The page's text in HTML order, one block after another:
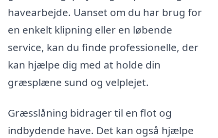
havearbejde. Uanset om du har brug for
en enkelt klipning eller en løbende
service, kan du finde professionelle, der
kan hjælpe dig med at holde din
græsplæne sund og velplejet.
Græsslåning bidrager til en flot og
indbydende have. Det kan også hjælpe